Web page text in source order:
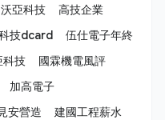
沃亞科技
高技企業
技dcard
伍仕電子年終
科技
國霖機電風評
加高電子
見安營造
建國工程薪水